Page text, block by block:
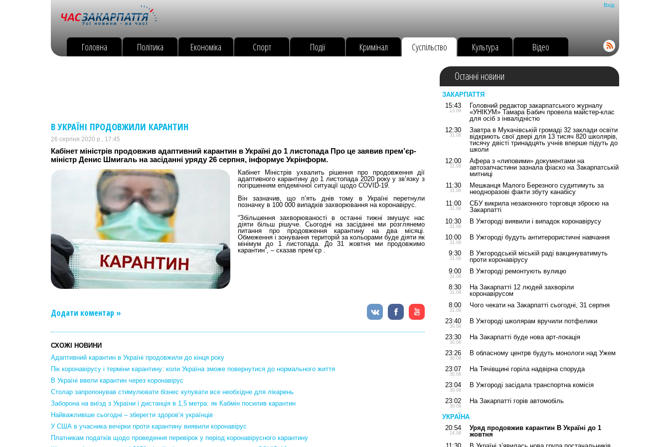
Вхід
Головна Політика Економіка Спорт Події Кримінал Суспільство Культура Відео
В УКРАЇНІ ПРОДОВЖИЛИ КАРАНТИН
26 серпня 2020 р., 17:45
Кабінет міністрів продовжив адаптивний карантин в Україні до 1 листопада Про це заявив прем’єр-
міністр Денис Шмигаль на засіданні уряду 26 серпня, інформує Укрінформ.
Кабінет Міністрів ухвалить рішення про продовження дії
адаптивного карантину до 1 листопада 2020 року у зв’язку з
погіршенням епідемічної ситуації щодо COVID-19.
Він зазначив, що п’ять днів тому в Україні перетнули
позначку в 100 000 випадків захворювання на коронавірус.
“Збільшення захворюваності в останні тижні змушує нас
діяти більш рішуче. Сьогодні на засіданні ми розглянемо
питання про продовження карантину на два місяці.
Обмеження і зонування територій за кольорами буде діяти як
мінімум до 1 листопада. До 31 жовтня ми продовжимо
карантин”, – сказав прем’єр .
Додати коментар »
СХОЖІ НОВИНИ
Адаптивний карантин в Україні продовжили до кінця року
Пік коронавірусу і терміни карантину: коли Україна зможе повернутися до нормального життя
В Україні ввели карантин через коронавірус
Столар запропонував стимулювати бізнес купувати все необхідне для лікарень
Заборона на виїзд з України і дистанція в 1,5 метра: як Кабмін посилив карантин
Найважливіше сьогодні – зберегти здоров’я українців
У США в учасника вечірки проти карантину виявили коронавірус
Платникам податків щодо проведення перевірок у період коронавірусного карантину
Останні новини
ЗАКАРПАТТЯ
15:43
13.09
Головний редактор закарпатського журналу
«УНІКУМ» Тамара Бабич провела майстер-клас
для осіб з інвалідністю
12:30
31.08
Завтра в Мукачівській громаді 32 заклади освіти
відкриють свої двері для 13 тисяч 820 школярів,
тисячу двісті тринадцять учнів вперше підуть до
школи
12:00
31.08
Афера з «липовими» документами на
автозапчастини зазнала фіаско на Закарпатській
митниці
11:30
31.08
Мешканця Малого Березного судитимуть за
неодноразові факти збуту канабісу
11:00
31.08
СБУ викрила незаконного торговця зброєю на
Закарпатті
10:30
31.08
В Ужгороді виявили і випадок коронавірусу
10:00
31.08
В Ужгороді будуть антитерористичні навчання
9:30
31.08
В Ужгородській міській раді вакцинуватимуть
проти коронавірусу
9:00
31.08
В Ужгороді ремонтують вулицю
8:30
31.08
На Закарпатті 12 людей захворіли
коронавірусом
8:00
31.08
Чого чекати на Закарпатті сьогодні, 31 серпня
23:40
30.08
В Ужгороді школярам вручили потфелики
23:30
30.08
На Закарпатті буде нова арт-локація
23:26
30.08
В обласному центрв будуть монологи над Ужем
23:07
30.08
На Тячівщині горіла надвірна споруда
23:04
30.08
В Ужгороді засідала транспортна комісія
23:02
30.08
На Закарпатті горів автомобіль
УКРАЇНА
20:54
14.08
Уряд продовжив карантин В Україні до 1
жовтня